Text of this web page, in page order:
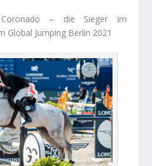
– die Sieger im
Global Jumping Berlin 2021